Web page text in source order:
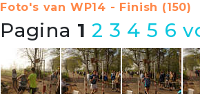
Foto's van WP14 - Finish (150)
Pagina 1 2 3 4 5 6